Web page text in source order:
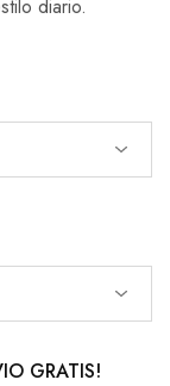
diario.
GRATIS!